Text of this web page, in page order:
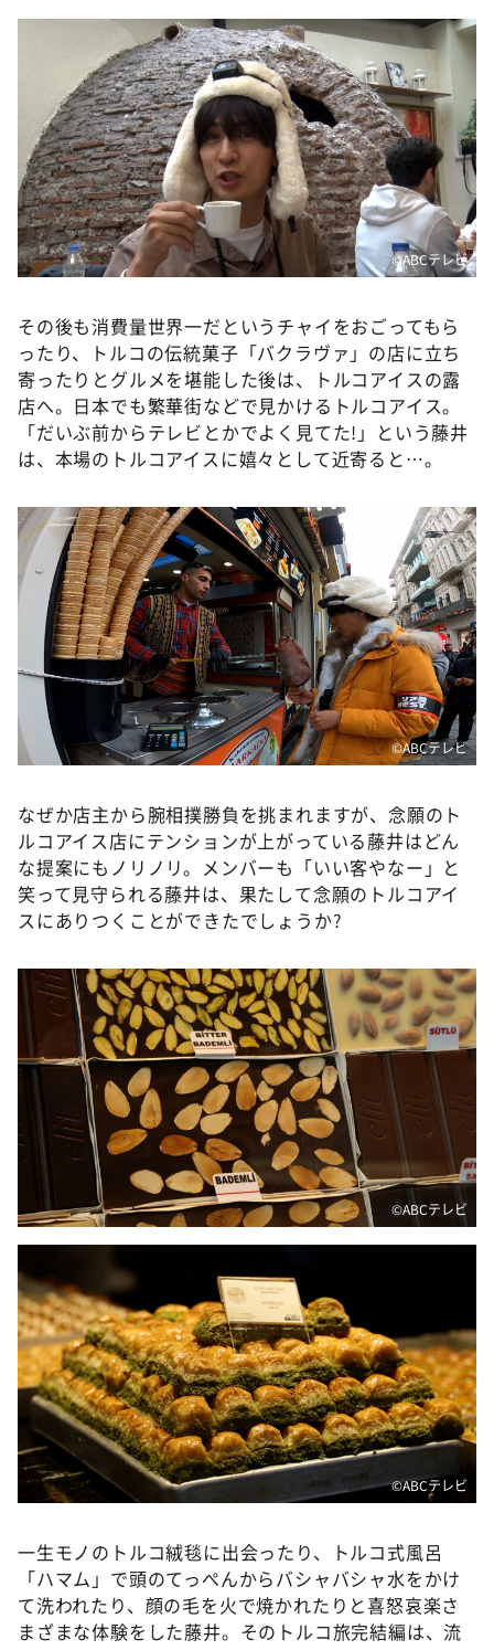
©️ABCテレビ
その後も消費量世界一だというチャイをおごってもら
ったり、トルコの伝統菓子「バクラヴァ」の店に立ち
寄ったりとグルメを堪能した後は、トルコアイスの露
店へ。日本でも繁華街などで見かけるトルコアイス。
「だいぶ前からテレビとかでよく見てた!」という藤井
は、本場のトルコアイスに嬉々として近寄ると…。
©️ABCテレビ
なぜか店主から腕相撲勝負を挑まれますが、念願のト
ルコアイス店にテンションが上がっている藤井はどん
な提案にもノリノリ。メンバーも「いい客やなー」と
笑って見守られる藤井は、果たして念願のトルコアイ
スにありつくことができたでしょうか?
©️ABCテレビ
©️ABCテレビ
一生モノのトルコ絨毯に出会ったり、トルコ式風呂
「ハマム」で頭のてっぺんからバシャバシャ水をかけ
て洗われたり、顔の毛を火で焼かれたりと喜怒哀楽さ
まざまな体験をした藤井。そのトルコ旅完結編は、流